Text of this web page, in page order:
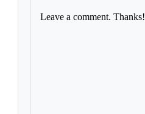
Leave a comment. Thanks!